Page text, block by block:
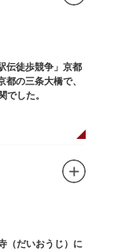
伝徒歩競争」京都
の三条大橋で、
でした。
（だいおうじ）に